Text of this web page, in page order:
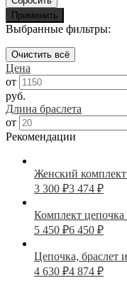
Применить
Выбранные фильтры:
Очистить всё
Цена
от
руб.
Длина браслета
от
Рекомендации
Женский
3 300 ₽3 474 ₽
Комплект цепочка
5 450 ₽6 450 ₽
Цепочка, браслет
4 630 ₽4 874 ₽